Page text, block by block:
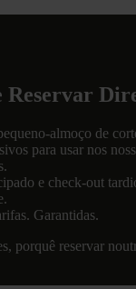
Reservar
almoço de
para usar nos
e check-out
Garantidas.
porquê reservar